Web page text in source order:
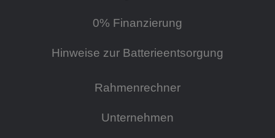
0% Finanzierung
Hinweise zur Batterieentsorgung
Rahmenrechner
Unternehmen